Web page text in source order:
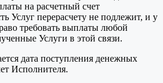
на расчетный счет
Услуг перерасчету не подлежит, и у
требовать выплаты любой
Услуги в этой связи.
дата поступления денежных
Исполнителя.